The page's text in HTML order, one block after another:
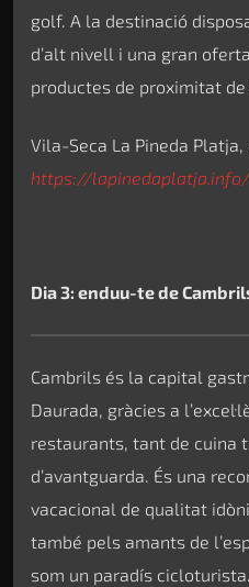
golf. A la destinació
d’alt nivell i una gran
productes de proximitat
Vila-Seca La Pineda
https://lapinedaplatja.info/
Dia 3: enduu-te de
Cambrils és la capital
Daurada, gràcies a
restaurants, tant de cuina
d’avantguarda. És una
vacacional de qualitat
també pels amants de
som un paradís cicloturista.